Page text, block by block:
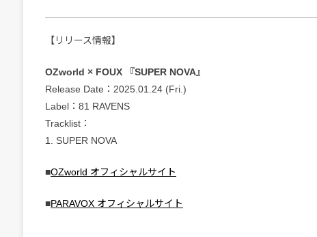
【リリース情報】
OZworld × FOUX 『SUPER NOVA』
Release Date：2025.01.24 (Fri.)
Label：81 RAVENS
Tracklist：
1. SUPER NOVA
■OZworld オフィシャルサイト
■PARAVOX オフィシャルサイト